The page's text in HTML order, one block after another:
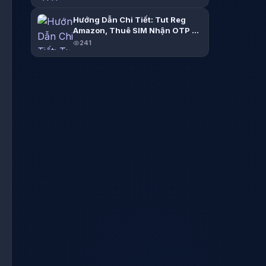
Hướng Dẫn Chi Tiết: Tut Reg
Amazon, Thuê SIM Nhận OTP Dễ
Dàng
241